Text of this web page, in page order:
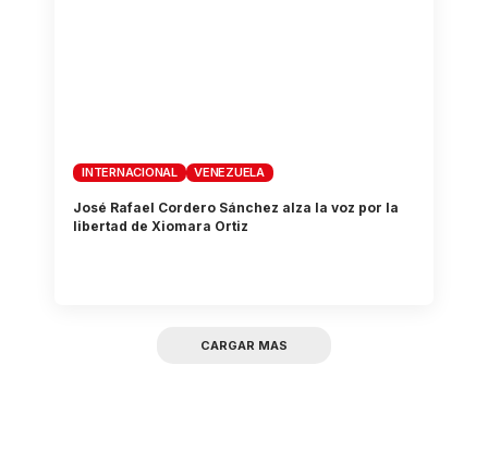
INTERNACIONAL VENEZUELA
José Rafael Cordero Sánchez alza la voz por la
libertad de Xiomara Ortiz
CARGAR MAS